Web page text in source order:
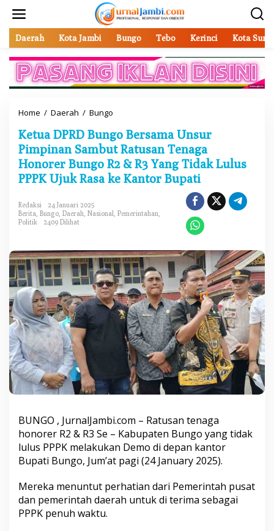
Daerah Kota Jambi Bungo Tebo Kerinci Kota
Home / Daerah / Bungo
t
u
a
D
P
B
o
B
e
r
s
a
m
p
i
n
a
S
a
Ketua DPRD Bungo Bersama Unsur
Pimpinan Sambut Ratusan Tenaga
Honorer Bungo R2 & R3 Yang Tidak Lulus
PPPK Ujuk Rasa ke Kantor Bupati
Redaksi
24 Januari 2025
Berita Bungo Daerah Nasional Pemerintahan
Politik
2409 Dilihat
BUNGO , JurnalJambi.com – Ratusan tenaga
honorer R2 & R3 Se – Kabupaten Bungo yang tidak
lulus PPPK melakukan Demo di depan kantor
Bupati Bungo, Jum’at pagi (24 January 2025).
Mereka menuntut perhatian dari Pemerintah pusat
dan pemerintah daerah untuk di terima sebagai
PPPK penuh waktu.